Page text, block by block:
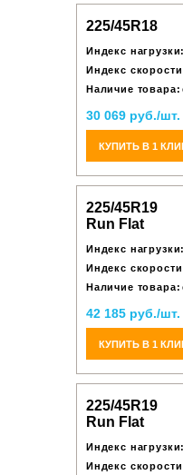
225/45R18
Индекс нагрузки:
Индекс
Наличие товара:
30 069 руб./шт.
КУПИТЬ В 1
225/45R19
Run Flat
Индекс нагрузки:
Индекс
Наличие товара:
42 185 руб./шт.
КУПИТЬ В 1
225/45R19
Run Flat
Индекс нагрузки:
Индекс